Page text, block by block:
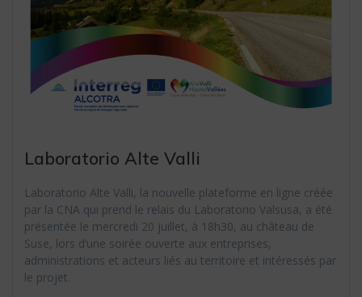
Laboratorio Alte Valli
Laboratorio Alte Valli, la nouvelle plateforme en ligne créée
par la CNA qui prend le relais du Laboratorio Valsusa, a été
présentée le mercredi 20 juillet, à 18h30, au château de
Suse, lors d’une soirée ouverte aux entreprises,
administrations et acteurs liés au territoire et intéressés par
le projet.